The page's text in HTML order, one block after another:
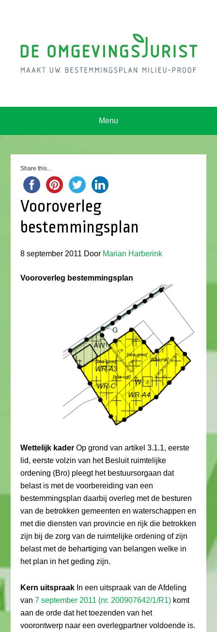
Menu
Share this...
Vooroverleg
bestemmingsplan
8 september 2011 Door Marian Harberink
Vooroverleg bestemmingsplan
Wettelijk kaderOp grond van artikel 3.1.1, eerste
lid, eerste volzin van het Besluit ruimtelijke
ordening (Bro) pleegt het bestuursorgaan dat
belast is met de voorbereiding van een
bestemmingsplan daarbij overleg met de besturen
van de betrokken gemeenten en waterschappen en
met die diensten van provincie en rijk die betrokken
zijn bij de zorg van de ruimtelijke ordening of zijn
belast met de behartiging van belangen welke in
het plan in het geding zijn.
Kern uitspraak In een uitspraak van de Afdeling
van7 september 2011 (nr. 200907642/1/R1) komt
aan de orde dat het toezenden van het
voorontwerp naar een overlegpartner voldoende is.